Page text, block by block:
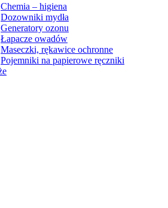
Chemia – higiena
Dozowniki mydła
Generatory ozonu
Łapacze owadów
Maseczki, rękawice ochronne
Pojemniki na papierowe ręczniki